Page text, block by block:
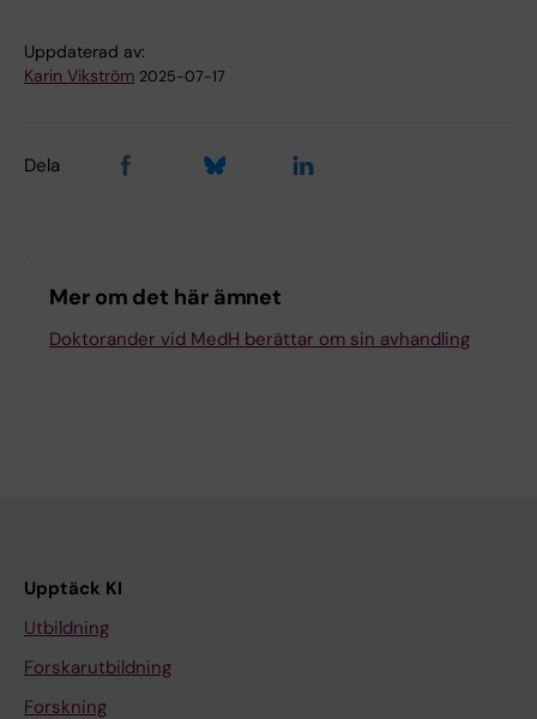
Uppdaterad av:
Karin Vikström 2025-07-17
Dela
Mer om det här ämnet
Doktorander vid MedH berättar om sin avhandling
Upptäck KI
Utbildning
Forskarutbildning
Forskning